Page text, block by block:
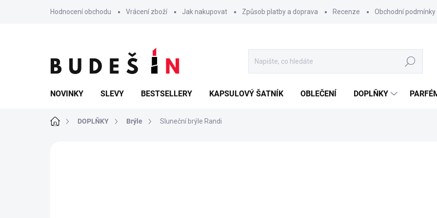
Hodnocení obchodu Vrácení zboží Jak nakupovat Způsob platby a doprava Recenze Obchodní podmínky
Hledat
NOVINKY SLEVY BESTSELLERY KAPSULOVÝ ŠATNÍK OBLEČENÍ DOPLŇKY
Domů DOPLŇKY Brýle Sluneční brýle Randi